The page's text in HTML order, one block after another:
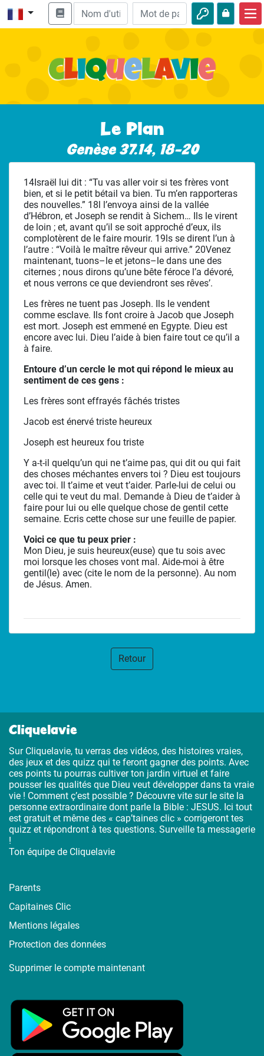
Enseignement biblique
Nature
Aventures
Loisirs
Le Plan
Genèse 37.14, 18-20
14Israël lui dit : “Tu vas aller voir si tes frères vont
bien, et si le petit bétail va bien. Tu m’en rapporteras
des nouvelles.” 18l l’envoya ainsi de la vallée
d’Hébron, et Joseph se rendit à Sichem… Ils le virent
de loin ; et, avant qu’il se soit approché d’eux, ils
complotèrent de le faire mourir. 19ls se dirent l’un à
l’autre : “Voilà le maître rêveur qui arrive.” 20Venez
maintenant, tuons–le et jetons–le dans une des
citernes ; nous dirons qu’une bête féroce l’a dévoré,
et nous verrons ce que deviendront ses rêves’.
Les frères ne tuent pas Joseph. Ils le vendent
comme esclave. Ils font croire à Jacob que Joseph
est mort. Joseph est emmené en Egypte. Dieu est
encore avec lui. Dieu l’aide à bien faire tout ce qu’il a
à faire.
Entoure d’un cercle le mot qui répond le mieux au
sentiment de ces gens :
Les frères sont effrayés fâchés tristes
Jacob est énervé triste heureux
Joseph est heureux fou triste
Y a-t-il quelqu’un qui ne t’aime pas, qui dit ou qui fait
des choses méchantes envers toi ? Dieu est toujours
avec toi. Il t’aime et veut t’aider. Parle-lui de celui ou
celle qui te veut du mal. Demande à Dieu de t’aider à
faire pour lui ou elle quelque chose de gentil cette
semaine. Ecris cette chose sur une feuille de papier.
Voici ce que tu peux prier :
Mon Dieu, je suis heureux(euse) que tu sois avec
moi lorsque les choses vont mal. Aide-moi à être
gentil(le) avec (cite le nom de la personne). Au nom
de Jésus. Amen.
Retour
Cliquelavie
Sur Cliquelavie, tu verras des vidéos, des histoires vraies,
des jeux et des quizz qui te feront gagner des points. Avec
ces points tu pourras cultiver ton jardin virtuel et faire
pousser les qualités que Dieu veut développer dans ta vraie
vie ! Comment ç’est possible ? Découvre vite sur le site la
personne extraordinaire dont parle la Bible : JESUS. Ici tout
est gratuit et même des « cap’taines clic » corrigeront tes
quizz et répondront à tes questions. Surveille ta messagerie
!
Ton équipe de Cliquelavie
Parents
Capitaines Clic
Mentions légales
Protection des données
Supprimer le compte maintenant